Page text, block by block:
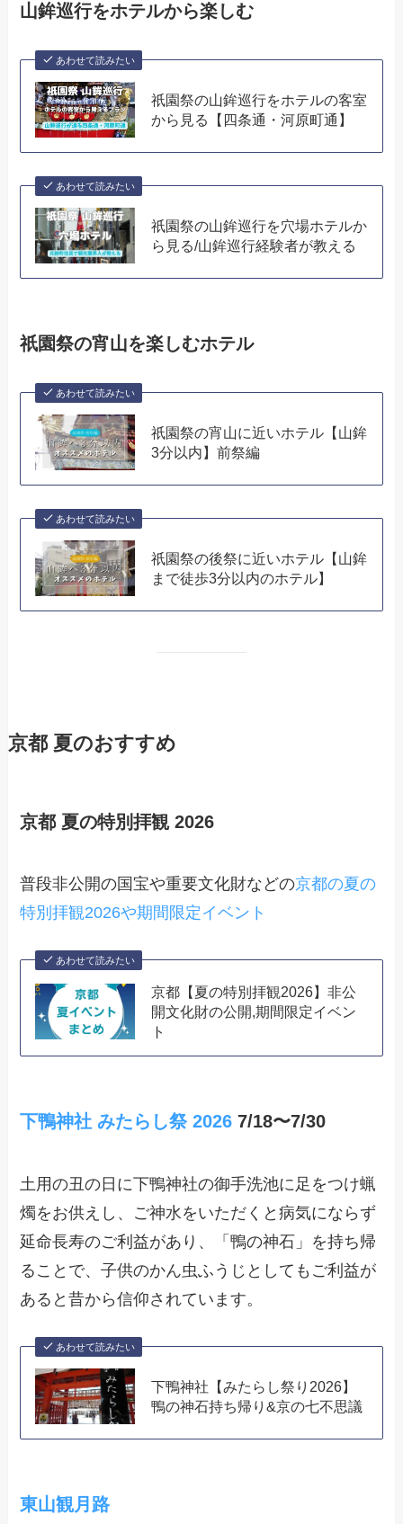
山鉾巡行をホテルから楽しむ
あわせて読みたい
祇園祭の山鉾巡行をホテルの客室
から見る【四条通・河原町通】
あわせて読みたい
祇園祭の山鉾巡行を穴場ホテルか
ら見る/山鉾巡行経験者が教える
祇園祭の宵山を楽しむホテル
あわせて読みたい
祇園祭の宵山に近いホテル【山鉾
3分以内】前祭編
あわせて読みたい
祇園祭の後祭に近いホテル【山鉾
まで徒歩3分以内のホテル】
京都 夏のおすすめ
京都 夏の特別拝観 2026
普段非公開の国宝や重要文化財などの京都の夏の
特別拝観2026や期間限定イベント
あわせて読みたい
京都【夏の特別拝観2026】非公
開文化財の公開,期間限定イベン
ト
下鴨神社 みたらし祭 2026 7/18〜7/30
土用の丑の日に下鴨神社の御手洗池に足をつけ蝋
燭をお供えし、ご神水をいただくと病気にならず
延命長寿のご利益があり、「鴨の神石」を持ち帰
ることで、子供のかん虫ふうじとしてもご利益が
あると昔から信仰されています。
あわせて読みたい
下鴨神社【みたらし祭り2026】
鴨の神石持ち帰り&京の七不思議
東山観月路